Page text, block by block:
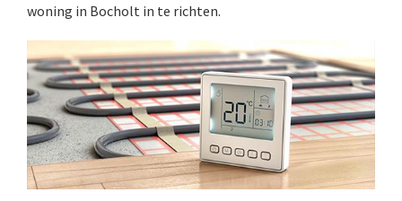
woning in Bocholt in te richten.